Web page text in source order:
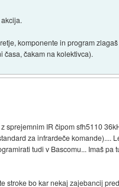
komponente in program
časa, čakam na kolektivca).
sprejemnim IR čipom sfh5110
za infrardeče komande)....
tudi v Bascomu... Imaš pa
stroke bo kar nekaj zajebancij